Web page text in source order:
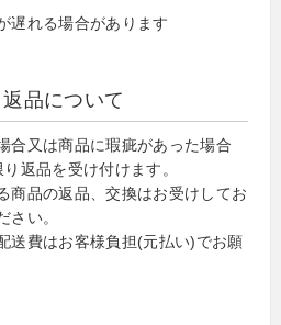
遅れる場合があります
品について
合又は商品に瑕疵があった場合
返品を受け付けます。
商品の返品、交換はお受けしてお
さい。
送費はお客様負担(元払い)でお願